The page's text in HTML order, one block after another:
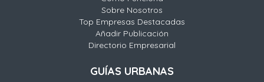
Sobre Nosotros
Top Empresas Destacadas
Añadir Publicación
Directorio Empresarial
GUÍAS URBANAS